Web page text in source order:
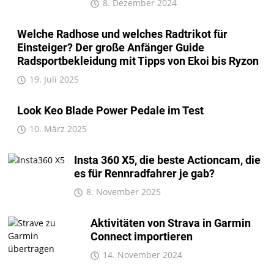
8. Dezember 2024
Welche Radhose und welches Radtrikot für
Einsteiger? Der große Anfänger Guide
Radsportbekleidung mit Tipps von Ekoi bis Ryzon
19. Juli 2025
Look Keo Blade Power Pedale im Test
10. März 2025
Insta 360 X5, die beste Actioncam, die
es für Rennradfahrer je gab?
8. November 2025
Aktivitäten von Strava in Garmin
Connect importieren
14. November 2024